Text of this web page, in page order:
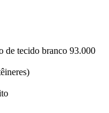
de tecido branco 93.000